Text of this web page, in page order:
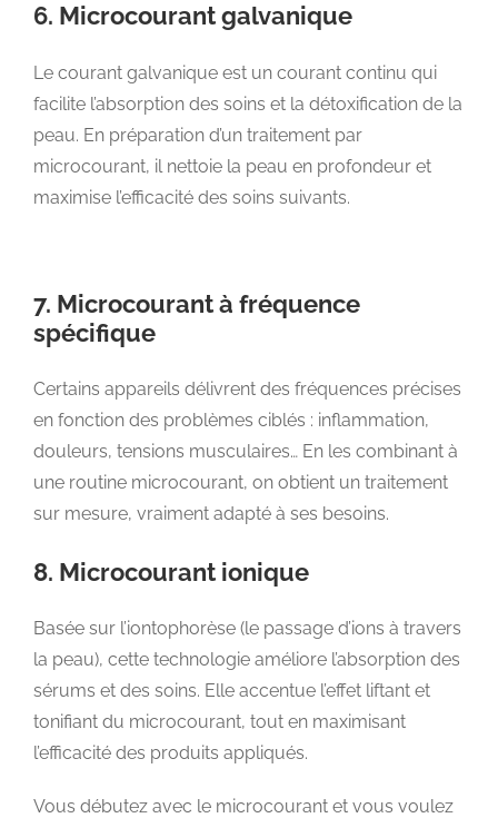
6. Microcourant galvanique
Le courant galvanique est un courant continu qui
facilite l’absorption des soins et la détoxification de la
peau. En préparation d’un traitement par
microcourant, il nettoie la peau en profondeur et
maximise l’efficacité des soins suivants.
7. Microcourant à fréquence
spécifique
Certains appareils délivrent des fréquences précises
en fonction des problèmes ciblés : inflammation,
douleurs, tensions musculaires… En les combinant à
une routine microcourant, on obtient un traitement
sur mesure, vraiment adapté à ses besoins.
8. Microcourant ionique
Basée sur l’iontophorèse (le passage d’ions à travers
la peau), cette technologie améliore l’absorption des
sérums et des soins. Elle accentue l’effet liftant et
tonifiant du microcourant, tout en maximisant
l’efficacité des produits appliqués.
Vous débutez avec le microcourant et vous voulez